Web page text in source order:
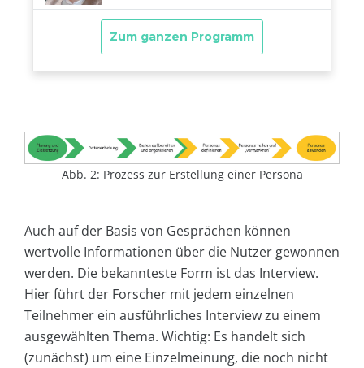
Abb. 2: Prozess zur Erstellung einer Persona
Auch auf der Basis von Gesprächen können
wertvolle Informationen über die Nutzer gewonnen
werden. Die bekannteste Form ist das Interview.
Hier führt der Forscher mit jedem einzelnen
Teilnehmer ein ausführliches Interview zu einem
ausgewählten Thema. Wichtig: Es handelt sich
(zunächst) um eine Einzelmeinung, die noch nicht